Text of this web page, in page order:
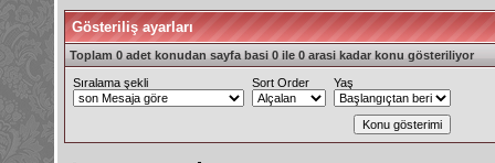
Gösteriliş ayarları
Toplam 0 adet konudan sayfa basi 0 ile 0 arasi kadar konu gösteriliyor
Sıralama şekli Sort Order Yaş